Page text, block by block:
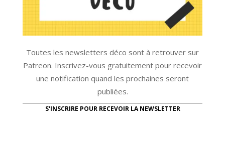
Toutes les newsletters déco sont à retrouver sur
Patreon. Inscrivez-vous gratuitement pour recevoir
une notification quand les prochaines seront
publiées.
S'INSCRIRE POUR RECEVOIR LA NEWSLETTER